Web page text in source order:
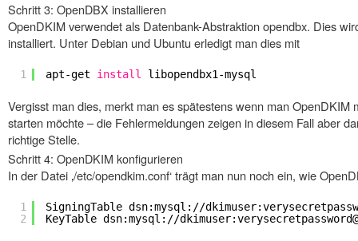
Schritt 3: OpenDBX installieren
OpenDKIM verwendet als Datenbank-Abstraktion opendbx. Dies
installiert. Unter Debian und Ubuntu erledigt man dies mit
1 apt-get install libopendbx1-mysql
Vergisst man dies, merkt man es spätestens wenn man OpenDKIM
starten möchte – die Fehlermeldungen zeigen in diesem Fall aber
richtige Stelle.
Schritt 4: OpenDKIM konfigurieren
In der Datei ‚/etc/opendkim.conf‘ trägt man nun noch ein, wie
1
2
SigningTable dsn:mysql://
KeyTable dsn:mysql://